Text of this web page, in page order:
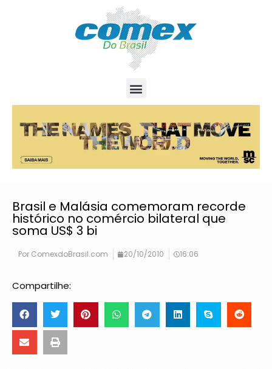
Brasil e Malásia comemoram recorde
histórico no comércio bilateral que
soma US$ 3 bi
Por ComexdoBrasil.com 20/10/2010 16:06
Compartilhe: